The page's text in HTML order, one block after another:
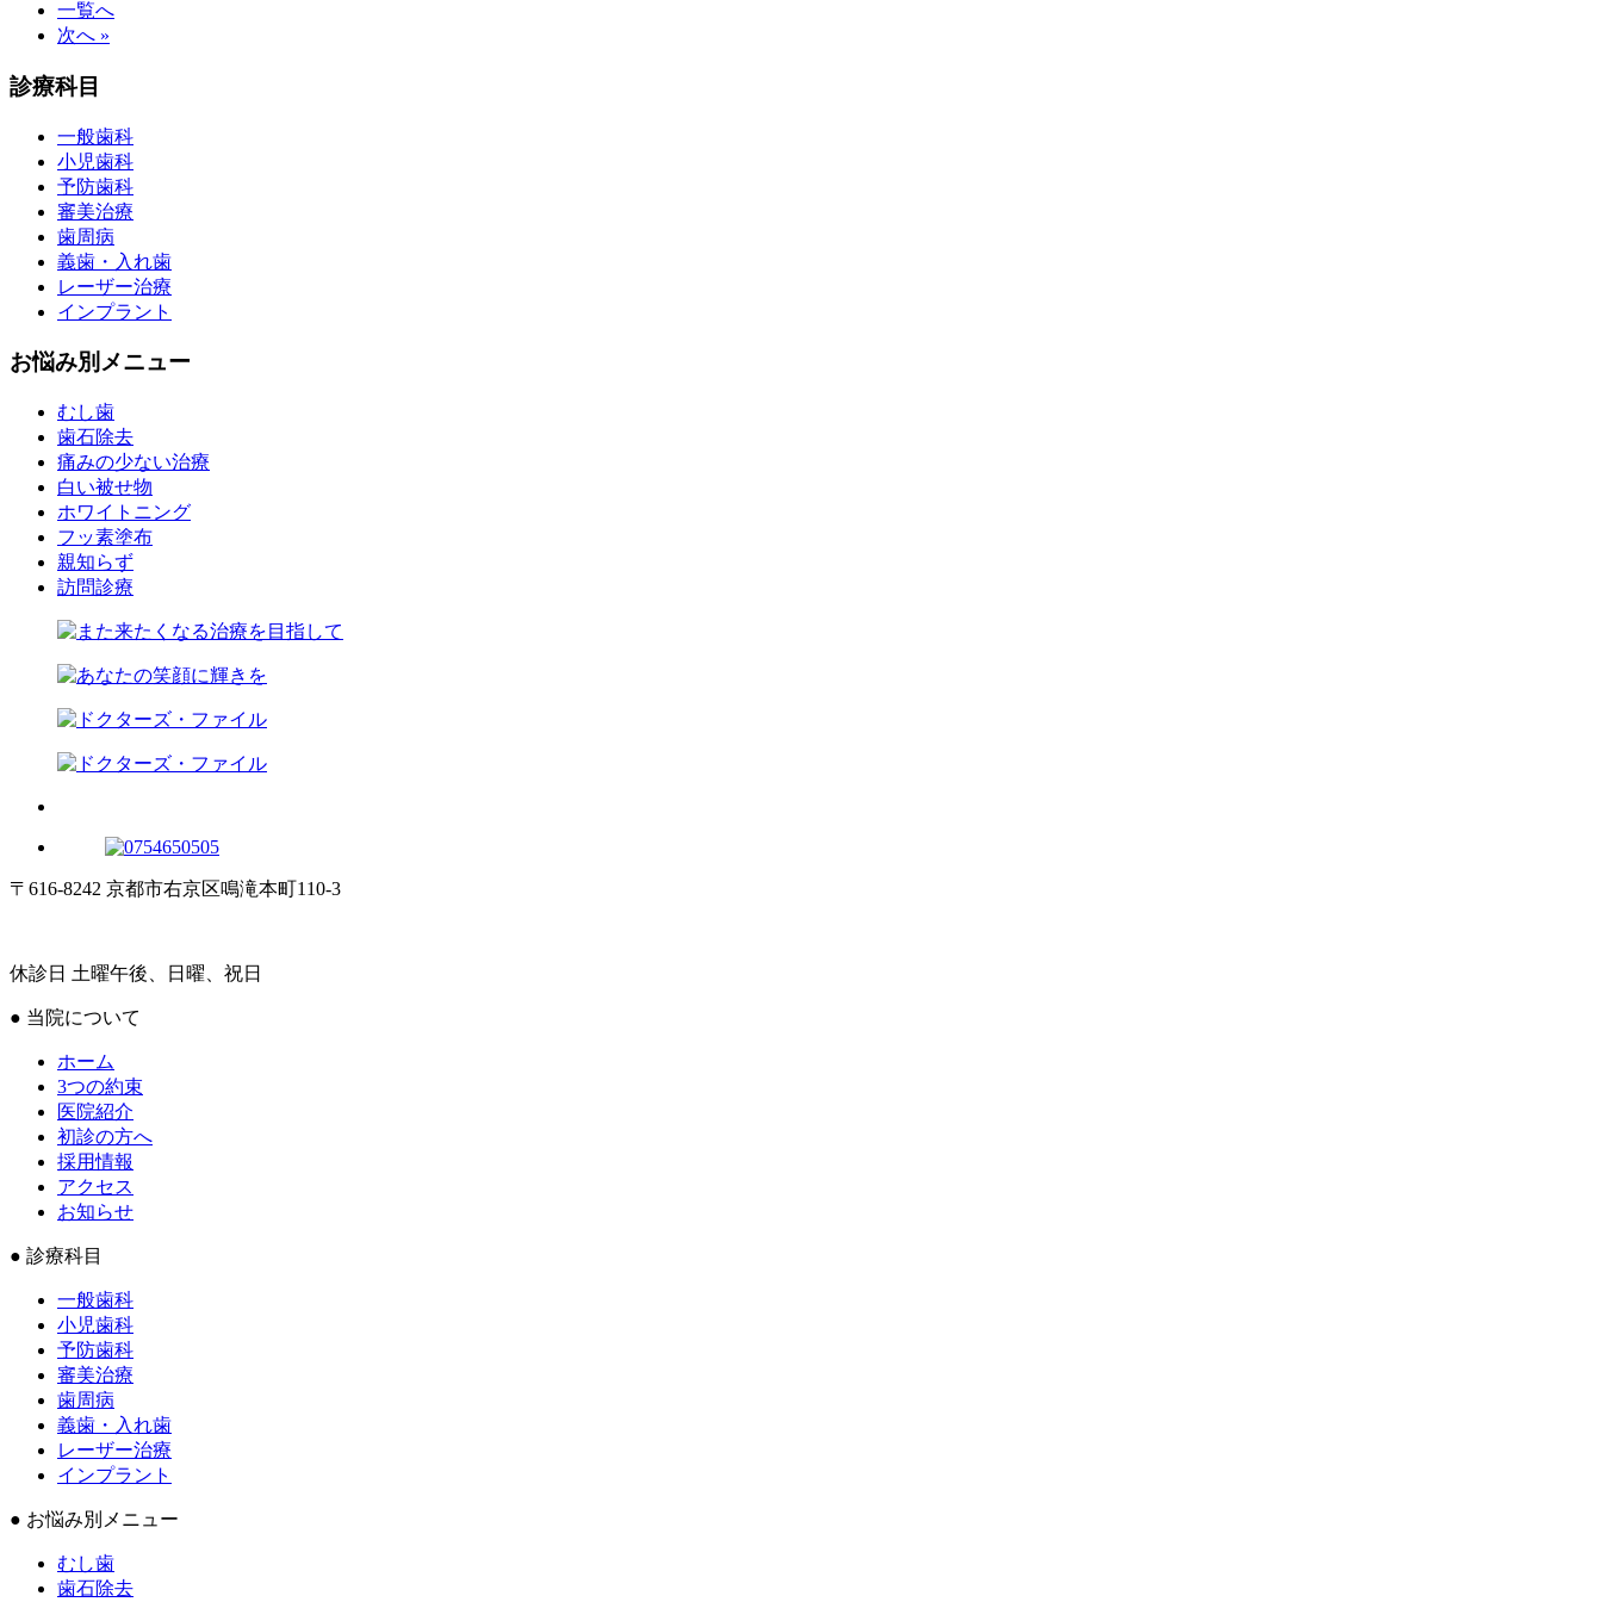
一覧へ
次へ »
診療科目
一般歯科
小児歯科
予防歯科
審美治療
歯周病
義歯・入れ歯
レーザー治療
インプラント
お悩み別メニュー
むし歯
歯石除去
痛みの少ない治療
白い被せ物
ホワイトニング
フッ素塗布
親知らず
訪問診療
〒616-8242 京都市右京区鳴滝本町110-3
休診日 土曜午後、日曜、祝日
● 当院について
ホーム
3つの約束
医院紹介
初診の方へ
採用情報
アクセス
お知らせ
● 診療科目
一般歯科
小児歯科
予防歯科
審美治療
歯周病
義歯・入れ歯
レーザー治療
インプラント
● お悩み別メニュー
むし歯
歯石除去